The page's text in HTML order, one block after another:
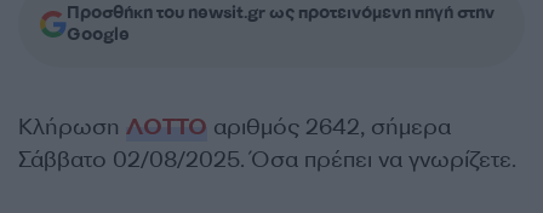
Προσθήκη του newsit.gr ως προτεινόμενη πηγή στην
Google
Κλήρωση ΛΟΤΤΟ αριθμός 2642, σήμερα
Σάββατο 02/08/2025. Όσα πρέπει να γνωρίζετε.